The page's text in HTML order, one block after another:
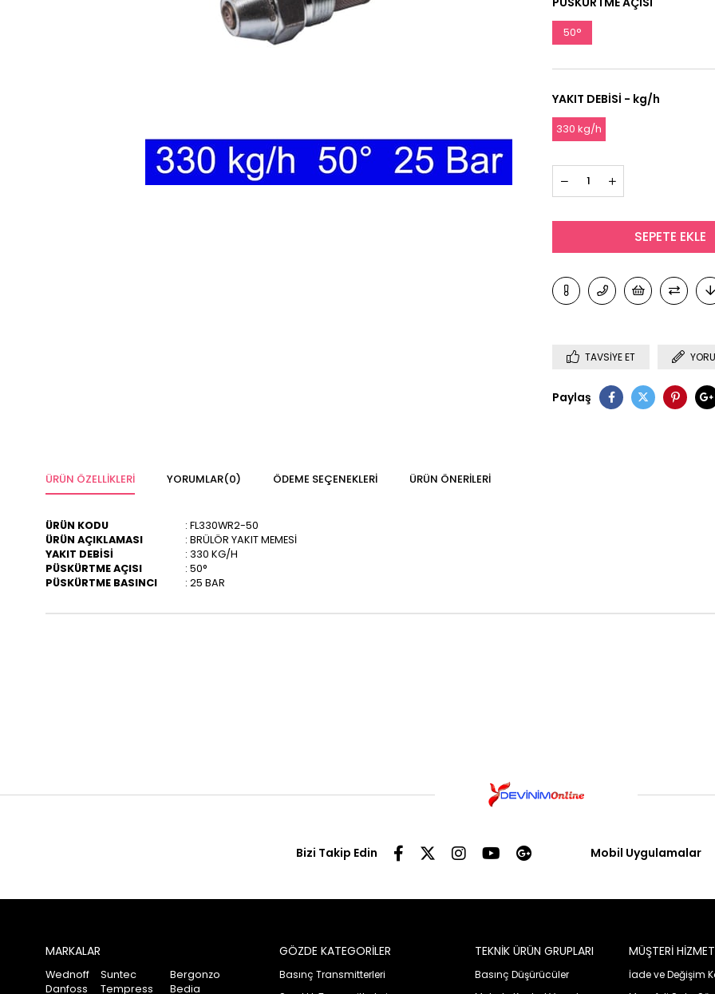
50°
YAKIT DEBİSİ - kg/h
330 kg/h
TAVSIYE ET
Paylaş
ÜRÜN ÖZELLIKLERI YORUMLAR(0) ÖDEME SEÇENEKLERI ÜRÜN ÖNERILERI
ÜRÜN KODU
: FL330WR2-50
ÜRÜN AÇIKLAMASI
: BRÜLÖR YAKIT MEMESİ
YAKIT DEBİSİ
: 330 KG/H
PÜSKÜRTME AÇISI
: 50°
PÜSKÜRTME BASINCI
: 25 BAR
Bizi Takip Edin Mobil Uygulamalar
MARKALAR
Wednoff
Danfoss
Suntec
Tempress
Bergonzo
Bedia
GÖZDE KATEGORİLER
Basınç Transmitterleri
TEKNİK ÜRÜN GRUPLARI
Basınç Düşürücüler
MÜŞTERİ
İade ve Değişim